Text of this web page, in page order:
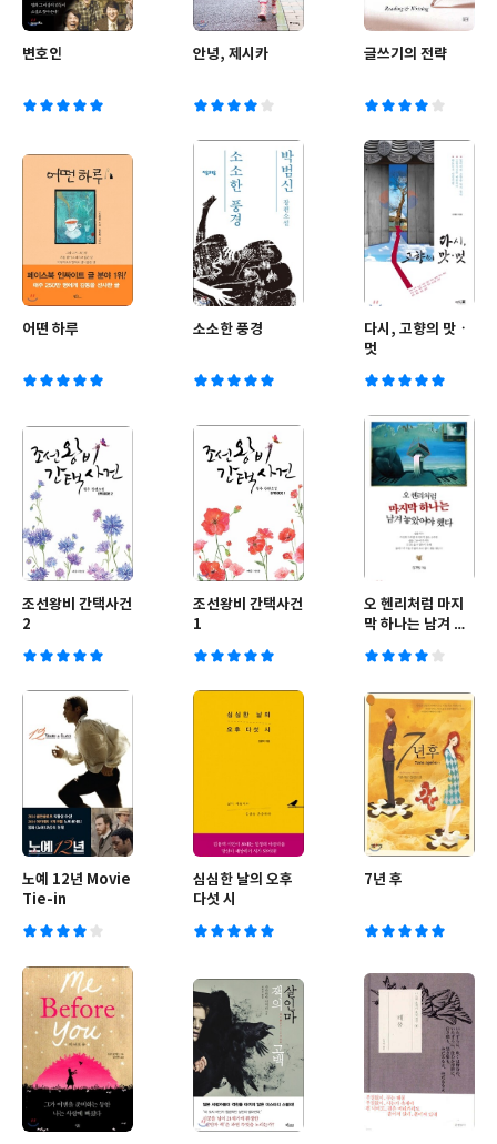
변호인 안녕, 제시카 글쓰기의 전략
어떤 하루 소소한 풍경
다시, 고향의 맛ㆍ
멋
조선왕비 간택사건
2
조선왕비 간택사건
1
오 헨리처럼 마지
막 하나는 남겨 놓
노예 12년 Movie
Tie-in
심심한 날의 오후
다섯 시
7년 후